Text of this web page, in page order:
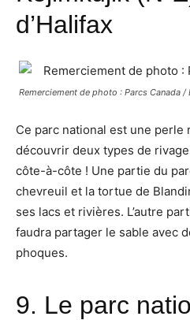
d’Halifax
Remerciement de photo : Parcs Canada /
Ce parc national est une perle
découvrir deux types de
côte-à-côte ! Une partie du
chevreuil et la tortue de
ses lacs et rivières. L’autre
faudra partager le sable avec
phoques.
9. Le parc